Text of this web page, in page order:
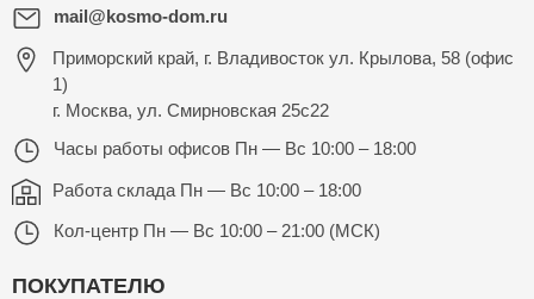
mail@kosmo-dom.ru
Приморский край, г. Владивосток ул. Крылова, 58 (офис
1)
г. Москва, ул. Смирновская 25с22
Часы работы офисов Пн — Вс 10:00 – 18:00
Работа склада Пн — Вс 10:00 – 18:00
Кол-центр Пн — Вс 10:00 – 21:00 (МСК)
ПОКУПАТЕЛЮ